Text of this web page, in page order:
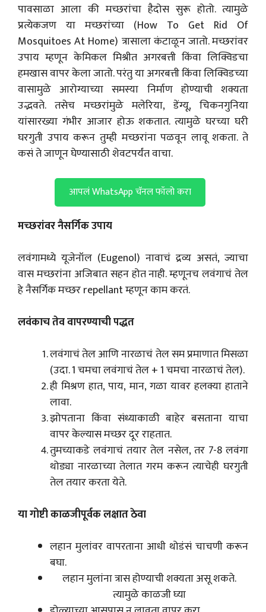
पावसाळा आला की मच्छरांचा हैदोस सुरू होतो. त्यामुळे
प्रत्येकजण या मच्छरांच्या (How To Get Rid Of
Mosquitoes At Home) त्रासाला कंटाळून जातो. मच्छरांवर
उपाय म्हणून केमिकल मिश्रीत अगरबत्ती किंवा लिक्विडचा
हमखास वापर केला जातो. परंतु या अगरबत्ती किंवा लिक्विडच्या
वासामुळे आरोग्याच्या समस्या निर्माण होण्याची शक्यता
उद्भवते. तसेच मच्छरांमुळे मलेरिया, डेंग्यू, चिकनगुनिया
यांसारख्या गंभीर आजार होऊ शकतात. त्यामुळे घरच्या घरी
घरगुती उपाय करून तुम्ही मच्छरांना पळवून लावू शकता. ते
कसं ते जाणून घेण्यासाठी शेवटपर्यंत वाचा.
आपलं WhatsApp चॅनल फॉलो करा
मच्छरांवर नैसर्गिक उपाय
लवंगामध्ये यूजेनॉल (Eugenol) नावाचं द्रव्य असतं, ज्याचा
वास मच्छरांना अजिबात सहन होत नाही. म्हणूनच लवंगाचं तेल
हे नैसर्गिक मच्छर repellant म्हणून काम करतं.
लवंकाच तेव वापरण्याची पद्धत
लवंगाचं तेल आणि नारळाचं तेल सम प्रमाणात मिसळा
(उदा. 1 चमचा लवंगाचं तेल + 1 चमचा नारळाचं तेल).
ही मिश्रण हात, पाय, मान, गळा यावर हलक्या हाताने
लावा.
झोपताना किंवा संध्याकाळी बाहेर बसताना याचा
वापर केल्यास मच्छर दूर राहतात.
तुमच्याकडे लवंगाचं तयार तेल नसेल, तर 7-8 लवंगा
थोड्या नारळाच्या तेलात गरम करून त्याचेही घरगुती
तेल तयार करता येते.
या गोष्टी काळजीपूर्वक लक्षात ठेवा
लहान मुलांवर वापरताना आधी थोडंसं चाचणी करून
बघा.
लहान मुलांना त्रास होण्याची शक्यता असू शकते.
त्यामुळे काळजी घ्या